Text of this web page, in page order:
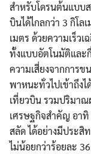
สำหรับโดรนต้นแบบ
บินได้ไกลกว่า 3 กิโ
เมตร ด้วยความเร็ว
ทั้งแบบอัตโนมัติและ
ความเสี่ยงจากการ
พาหนะทั่วไปเข้าถึง
เที่ยวบิน รวมปริมา
เศรษฐกิจสำคัญ อาทิ
สลัด ได้อย่างมีประ
ไม่น้อยกว่าร้อยละ